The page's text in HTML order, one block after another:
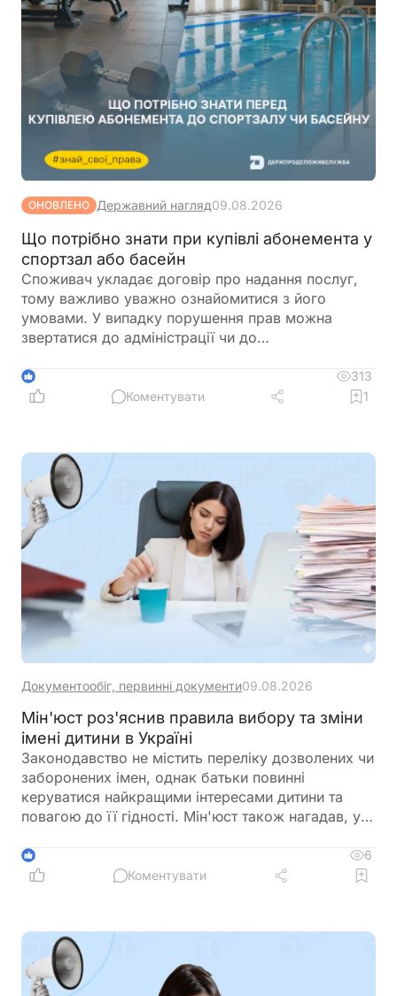
ОНОВЛЕНО Державний нагляд09.08.2026
Що потрібно знати при купівлі абонемента у
спортзал або басейн
Споживач укладає договір про надання послуг,
тому важливо уважно ознайомитися з його
умовами. У випадку порушення прав можна
звертатися до адміністрації чи до
1
313
Коментувати
1
Документообіг, первинні документи09.08.2026
Мін'юст роз'яснив правила вибору та зміни
імені дитини в Україні
Законодавство не містить переліку дозволених чи
заборонених імен, однак батьки повинні
керуватися найкращими інтересами дитини та
повагою до її гідності. Мін'юст також нагадав, у
дитини
1
6
Коментувати